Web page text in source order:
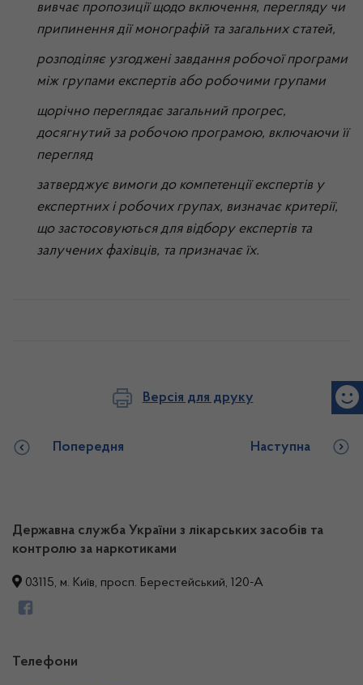
вивчає пропозиції щодо включення, перегляду чи
припинення дії монографій та загальних статей,
розподіляє узгоджені завдання робочої програми
між групами експертів або робочими групами
щорічно переглядає загальний прогрес,
досягнутий за робочою програмою, включаючи її
перегляд
затверджує вимоги до компетенції експертів у
експертних і робочих групах, визначає критерії,
що застосовуються для відбору експертів та
залучених фахівців, та призначає їх.
Версія для друку
Попередня Наступна
Державна служба України з лікарських засобів та
контролю за наркотиками
03115, м. Київ, просп. Берестейський, 120-А
Телефони